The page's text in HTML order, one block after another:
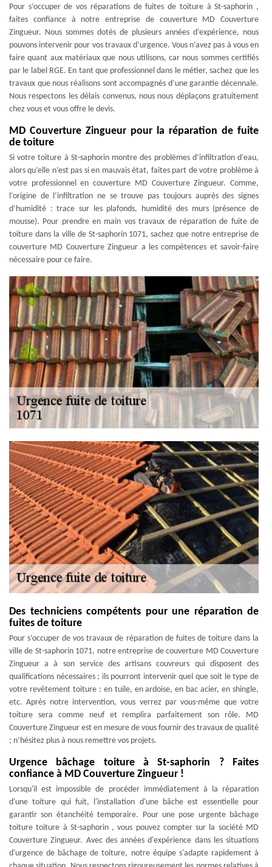
Pour s’occuper de vos réparations de fuites de toiture à St-saphorin ,
faites confiance à notre entreprise de couverture MD Couverture
Zingueur. Nous sommes dotés de plusieurs années d’expérience, nous
pouvons intervenir pour vos travaux d’urgence. Vous n’avez pas à vous en
faire quant aux matériaux que nous utilisons, car nous sommes certifiés
par le label RGE. En tant que professionnel dans le métier, sachez que les
travaux que nous réalisons sont accompagnés d’une garantie décennale.
Nous respectons les délais convenus, nous nous déplaçons gratuitement
chez vous et vous offre le devis.
MD Couverture Zingueur pour la réparation de fuite
de toiture
Si votre toiture à St-saphorin montre des problèmes d’infiltration d’eau,
alors qu’elle n’est pas si en mauvais état, faites part de votre problème à
votre professionnel en couverture MD Couverture Zingueur. Comme,
l’origine de l’infiltration ne se trouve pas toujours auprès des signes
d’humidité : trace sur les plafonds, humidité des murs (présence de
mousse). Pour prendre en main vos travaux de réparation de fuite de
toiture dans la ville de St-saphorin 1071, sachez que notre entreprise de
couverture MD Couverture Zingueur a les compétences et savoir-faire
nécessaire pour ce faire.
Des techniciens compétents pour une réparation de
fuites de toiture
Pour s’occuper de vos travaux de réparation de fuites de toiture dans la
ville de St-saphorin 1071, notre entreprise de couverture MD Couverture
Zingueur a à son service des artisans couvreurs qui disposent des
qualifications nécessaires ; ils pourront intervenir quel que soit le type de
votre revêtement toiture : en tuile, en ardoise, en bac acier, en shingle,
etc. Après notre intervention, vous verrez par vous-même que votre
toiture sera comme neuf et remplira parfaitement son rôle. MD
Couverture Zingueur est en mesure de vous fournir des travaux de qualité
; n’hésitez plus à nous remettre vos projets.
Urgence bâchage toiture à St-saphorin ? Faites
confiance à MD Couverture Zingueur !
Lorsqu'il est impossible de procéder immédiatement à la réparation
d'une toiture qui fuit, l'installation d'une bâche est essentielle pour
garantir son étanchéité temporaire. Pour une pose urgente bâchage
toiture toiture à St-saphorin , vous pouvez compter sur la société MD
Couverture Zingueur. Avec des années d'expérience dans les situations
d'urgence de bâchage de toiture, notre équipe s'adapte rapidement à